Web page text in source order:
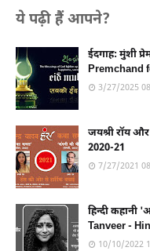
ये पढ़ी हैं आपने?
ईदगाह: मुंशी
Premchand
3/27/2025
जयश्री रॉय और
2020-21
7/27/2021
हिन्दी कहानी
Tanveer -
10/10/2022